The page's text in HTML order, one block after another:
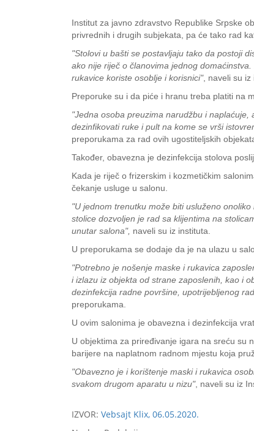
Institut za javno zdravstvo Republike Srpske
privrednih i drugih subjekata, pa će tako rad
"Stolovi u bašti se postavljaju tako da postoji
ako nije riječ o članovima jednog
rukavice koriste osoblje i korisnici", naveli su iz
Preporuke su i da piće i hranu treba platiti na
"Jedna osoba preuzima narudžbu i
dezinfikovati ruke i pult na kome se vrši
preporukama za rad ovih ugostiteljskih
Također, obavezna je dezinfekcija stolova
Kada je riječ o frizerskim i kozmetičkim
čekanje usluge u salonu.
"U jednom trenutku može biti usluženo
stolice dozvoljen je rad sa klijentima na
unutar salona", naveli su iz instituta.
U preporukama se dodaje da je na ulazu u
"Potrebno je nošenje maske i rukavica
i izlazu iz objekta od strane zaposlenih, kao i
dezinfekcija radne površine, upotrijebljenog
preporukama.
U ovim salonima je obavezna i dezinfekcija
U objektima za priređivanje igara na sreću su
barijere na naplatnom radnom mjestu koja
"Obavezno je i korištenje maski i rukavica
svakom drugom aparatu u nizu", naveli su iz
IZVOR: Vebsajt Klix, 06.05.2020.